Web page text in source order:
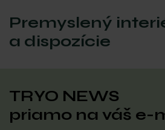
Premyslený
a dispozície
TRYO NEWS
priamo na váš e-